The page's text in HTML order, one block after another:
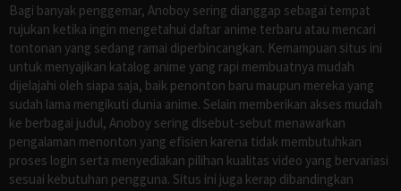
Bagi banyak penggemar, Anoboy sering dianggap sebagai tempat
rujukan ketika ingin mengetahui daftar anime terbaru atau mencari
tontonan yang sedang ramai diperbincangkan. Kemampuan situs ini
untuk menyajikan katalog anime yang rapi membuatnya mudah
dijelajahi oleh siapa saja, baik penonton baru maupun mereka yang
sudah lama mengikuti dunia anime. Selain memberikan akses mudah
ke berbagai judul, Anoboy sering disebut-sebut menawarkan
pengalaman menonton yang efisien karena tidak membutuhkan
proses login serta menyediakan pilihan kualitas video yang bervariasi
sesuai kebutuhan pengguna. Situs ini juga kerap dibandingkan